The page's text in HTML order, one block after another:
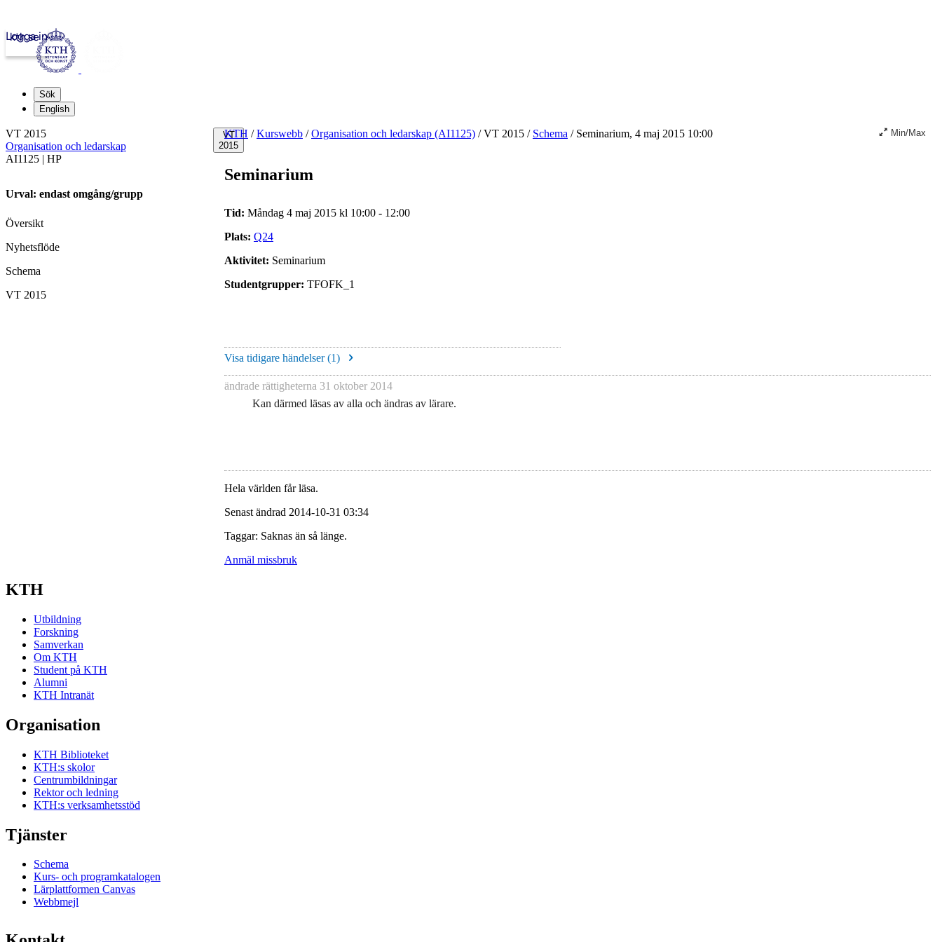
kth.se
Logga in
Sök
English
VT
2015
KTH / Kurswebb / Organisation och ledarskap (AI1125) /VT 2015 / Schema /Seminarium, 4 maj 2015 10:00 Min/Max
Seminarium
Tid: Måndag 4 maj 2015 kl 10:00 - 12:00
Plats: Q24
Aktivitet: Seminarium
Studentgrupper: TFOFK_1
Visa tidigare händelser (1)
ändrade rättigheterna 31 oktober 2014
Kan därmed läsas av alla och ändras av lärare.
Hela världen får läsa.
Senast ändrad 2014-10-31 03:34
Taggar: Saknas än så länge.
Anmäl missbruk
VT 2015
Organisation och ledarskap
AI1125 | HP
Urval: endast omgång/grupp
Översikt
Nyhetsflöde
Schema
VT 2015
KTH
Utbildning
Forskning
Samverkan
Om KTH
Student på KTH
Alumni
KTH Intranät
Organisation
KTH Biblioteket
KTH:s skolor
Centrumbildningar
Rektor och ledning
KTH:s verksamhetsstöd
Tjänster
Schema
Kurs- och programkatalogen
Lärplattformen Canvas
Webbmejl